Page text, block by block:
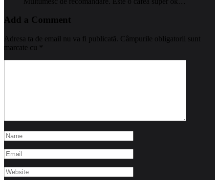
Add a Comment
Adresa ta de email nu va fi publicată. Câmpurile obligatorii sunt
marcate cu